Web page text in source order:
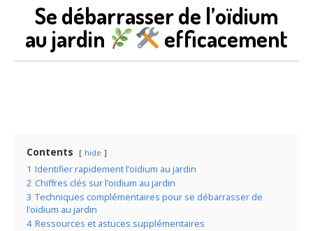
Se débarrasser de l’oïdium
au jardin
efficacement
Contents hide
1 Identifier rapidement l’oïdium au jardin
2 Chiffres clés sur l’oïdium au jardin
3 Techniques complémentaires pour se débarrasser de
l’oïdium au jardin
4 Ressources et astuces supplémentaires